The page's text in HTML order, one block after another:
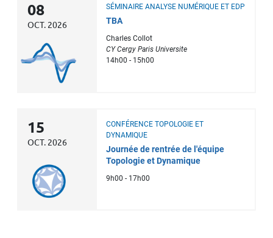
08
OCT. 2026
SÉMINAIRE ANALYSE NUMÉRIQUE ET EDP
TBA
Charles Collot
CY Cergy Paris Universite
14h00 - 15h00
15
OCT. 2026
CONFÉRENCE TOPOLOGIE ET
DYNAMIQUE
Journée de rentrée de l'équipe
Topologie et Dynamique
9h00 - 17h00